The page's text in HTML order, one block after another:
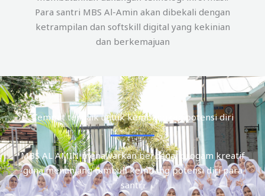
Para santri MBS Al-Amin akan dibekali dengan
ketrampilan dan softskill digital yang kekinian
dan berkemajuan
Tempat terbaik untuk kembangkan potensi diri
MBS AL AMIN menawarkan berbagai progam kreatif
guna menunjang tumbuh kembang potensi diri para
santri